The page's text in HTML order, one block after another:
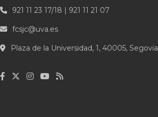
921 11 23 17/18 | 921 11 21 07
fcsjc@uva.es
Plaza de la Universidad, 1, 40005, Segovia